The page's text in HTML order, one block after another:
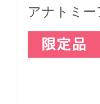
アナトミ
（男性/